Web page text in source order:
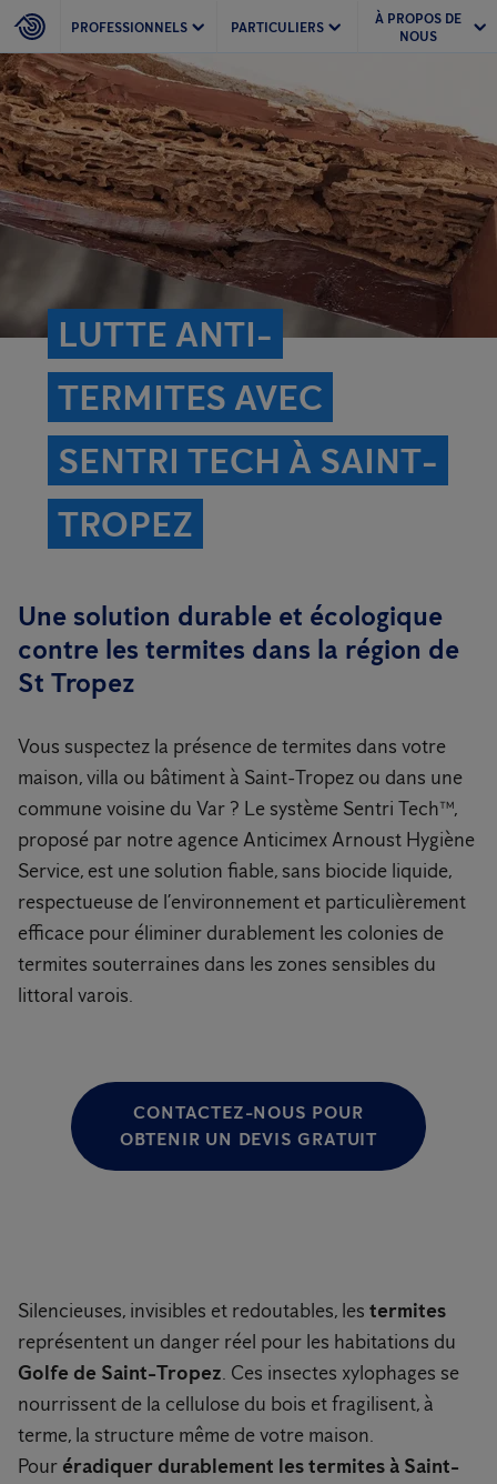
PROFESSIONNELS PARTICULIERS
À PROPOS DE
NOUS
LUTTE ANTI-
TERMITES AVEC
SENTRI TECH À SAINT-
TROPEZ
Une solution durable et écologique
contre les termites dans la région de
St Tropez
Vous suspectez la présence de termites dans votre
maison, villa ou bâtiment à Saint-Tropez ou dans une
commune voisine du Var ? Le système Sentri Tech™,
proposé par notre agence Anticimex Arnoust Hygiène
Service, est une solution fiable, sans biocide liquide,
respectueuse de l’environnement et particulièrement
efficace pour éliminer durablement les colonies de
termites souterraines dans les zones sensibles du
littoral varois.
CONTACTEZ-NOUS POUR
OBTENIR UN DEVIS GRATUIT
Silencieuses, invisibles et redoutables, les termites
représentent un danger réel pour les habitations du
Golfe de Saint-Tropez. Ces insectes xylophages se
nourrissent de la cellulose du bois et fragilisent, à
terme, la structure même de votre maison.
Pour éradiquer durablement les termites à Saint-